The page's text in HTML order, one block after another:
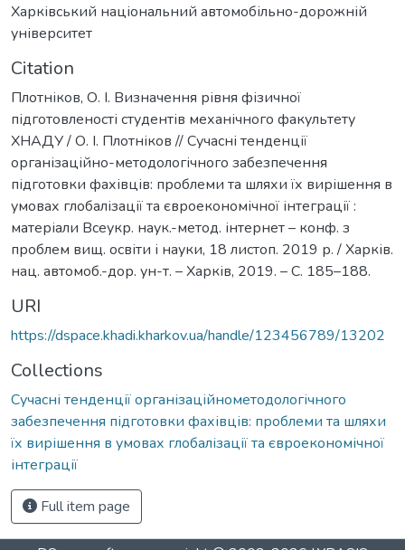
Харківський національний автомобільно-дорожній
університет
Citation
Плотніков, О. І. Визначення рівня фізичної
підготовленості студентів механічного факультету
ХНАДУ / О. І. Плотніков // Сучасні тенденції
організаційно-методологічного забезпечення
підготовки фахівців: проблеми та шляхи їх вирішення в
умовах глобалізації та євроекономічної інтеграції :
матеріали Всеукр. наук.-метод. інтернет – конф. з
проблем вищ. освіти і науки, 18 листоп. 2019 р. / Харків.
нац. автомоб.-дор. ун-т. – Харків, 2019. – С. 185–188.
URI
https://dspace.khadi.kharkov.ua/handle/123456789/13202
Collections
Сучасні тенденції організаційнометодологічного
забезпечення підготовки фахівців: проблеми та шляхи
їх вирішення в умовах глобалізації та євроекономічної
інтеграції
Full item page